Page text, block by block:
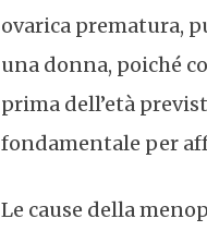
ovarica prematura,
una donna, poiché
prima dell’età
fondamentale per
Le cause della